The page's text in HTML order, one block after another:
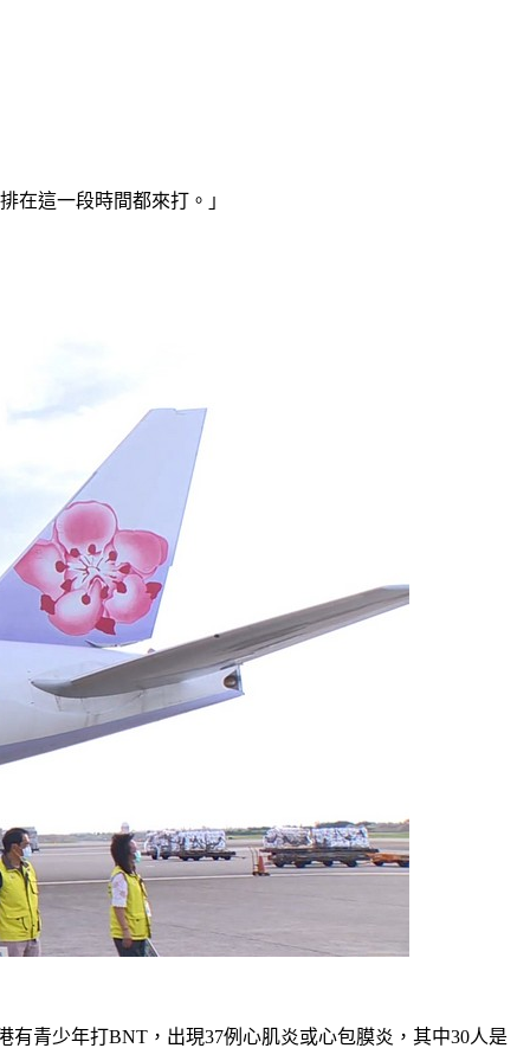
在這一段時間都來打。」
青少年打BNT，出現37例心肌炎或心包膜炎，其中30人是